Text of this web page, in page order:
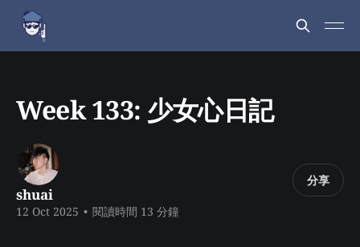
Week 133: 少女心日記
shuai
12 Oct 2025 • 閱讀時間 13 分鐘
分享